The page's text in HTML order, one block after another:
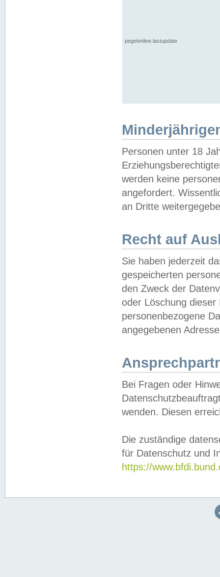
pegelonline.lastupdate
Personen unter 18
werden keine
angefordert.
an Dritte
Recht auf
Sie haben jederzeit
gespeicherten
den Zweck der
oder Löschung
personenbezogene
angegebenen
Bei Fragen oder
wenden. Diesen
Die zuständige
für Datenschutz und
https://